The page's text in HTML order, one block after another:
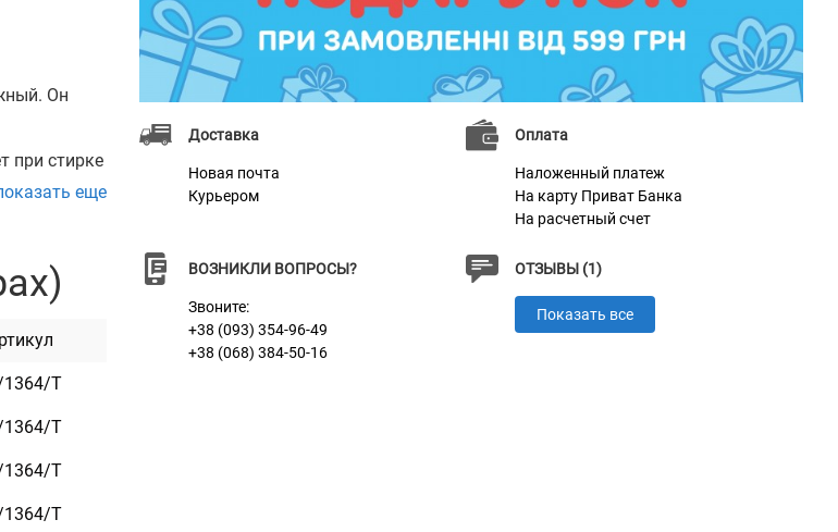
Он
при стирке
и
еще
1364/Т
1364/Т
1364/Т
1364/Т
Доставка
Новая почта
Курьером
Оплата
Наложенный платеж
На карту Приват Банка
На расчетный счет
ВОЗНИКЛИ ВОПРОСЫ?
Звоните:
+38 (093) 354-96-49
+38 (068) 384-50-16
ОТЗЫВЫ (1)
Показать все